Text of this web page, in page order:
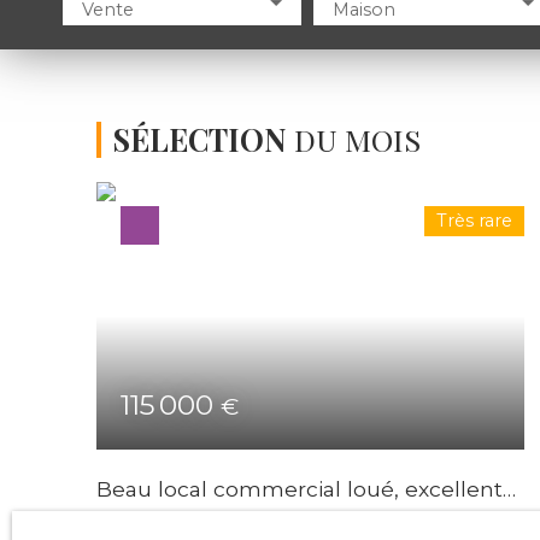
Vente Maison
SÉLECTION DU MOIS
115 000€
Très rare
Beau local commercial loué, excellent
rapport.